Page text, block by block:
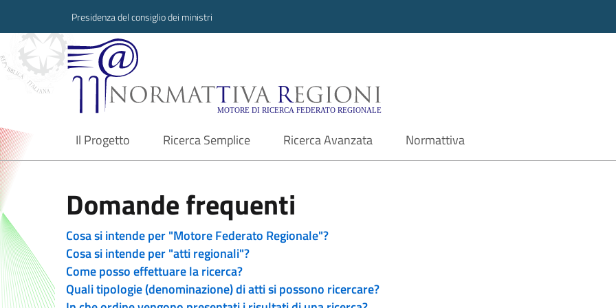
Presidenza del consiglio dei ministri
Normattiva Regioni - Motore di ricerca
Il Progetto
current Ricerca Semplice Ricerca Avanzata Normattiva
Domande frequenti
Cosa si intende per "Motore Federato Regionale"?
Cosa si intende per "atti regionali"?
Come posso effettuare la ricerca?
Quali tipologie (denominazione) di atti si possono ricercare?